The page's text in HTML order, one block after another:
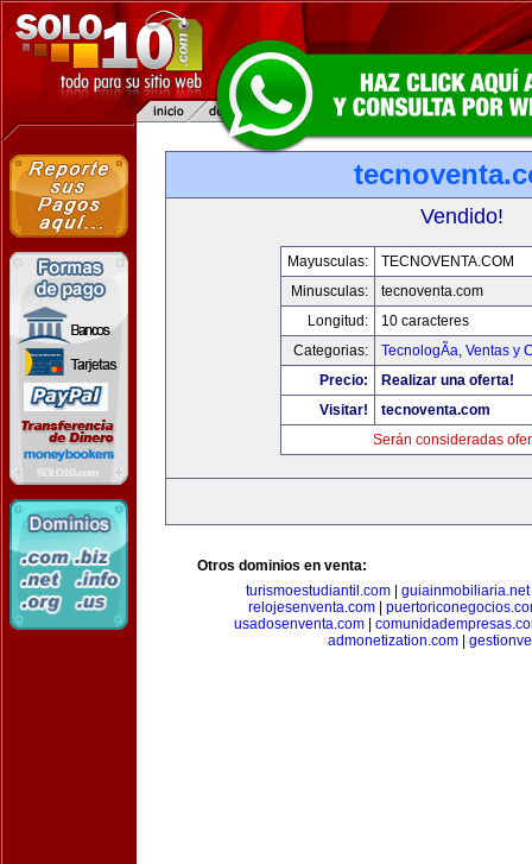
Vendido!
Mayusculas:
TECNOVENTA.COM
Minusculas:
tecnoventa.com
Longitud:
10 caracteres
Categorias:
TecnologÃ­a, Ventas y
Precio:
Realizar una oferta!
Visitar!
tecnoventa.com
Serán consideradas
Otros dominios en venta:
turismoestudiantil.com| guiainmobiliaria.net
relojesenventa.com|
usadosenventa.com|
admonetization.com|